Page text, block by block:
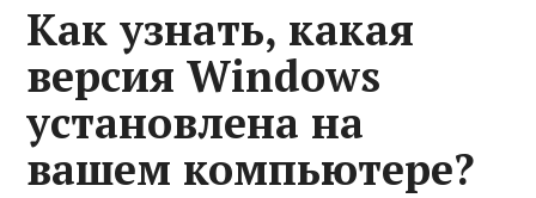
Как узнать, какая
версия Windows
установлена на
вашем компьютере?